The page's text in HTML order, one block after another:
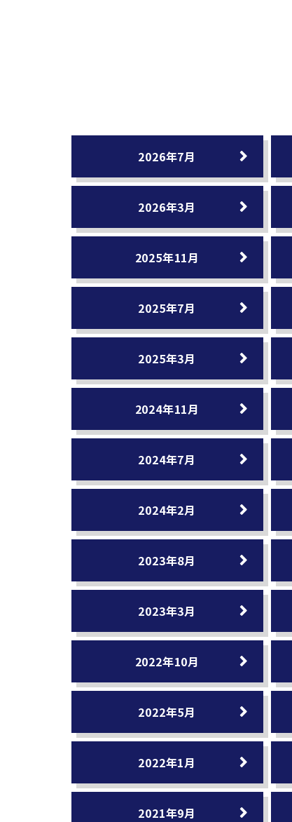
2026年7月
2026年3月
2025年11月
2025年7月
2025年3月
2024年11月
2024年7月
2024年2月
2023年8月
2023年3月
2022年10月
2022年5月
2022年1月
2021年9月